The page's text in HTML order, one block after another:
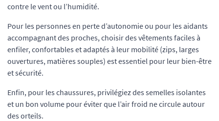
contre le vent ou l’humidité.
Pour les personnes en perte d’autonomie ou pour les aidants
accompagnant des proches, choisir des vêtements faciles à
enfiler, confortables et adaptés à leur mobilité (zips, larges
ouvertures, matières souples) est essentiel pour leur bien-être
et sécurité.
Enfin, pour les chaussures, privilégiez des semelles isolantes
et un bon volume pour éviter que l’air froid ne circule autour
des orteils.